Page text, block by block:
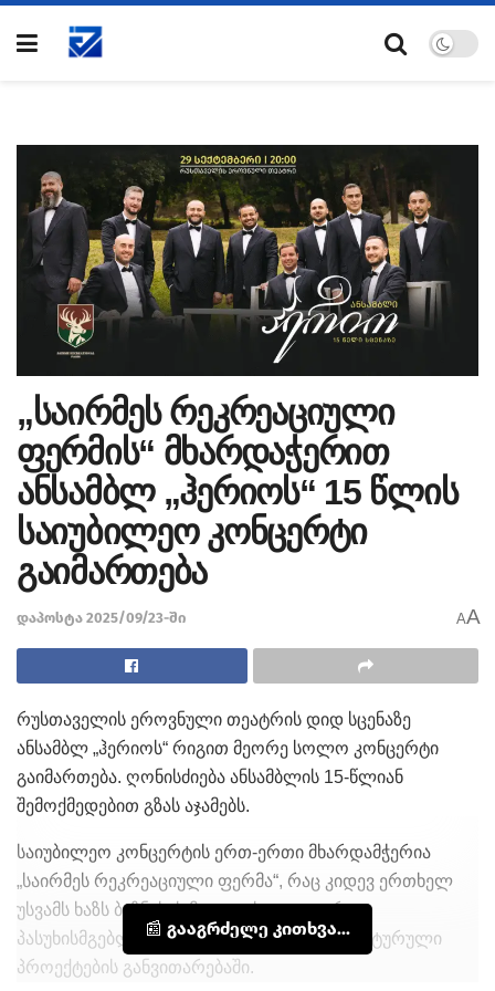
„საირმეს რეკრეაციული
ფერმის“ მხარდაჭერით
ანსამბლ „ჰერიოს“ 15 წლის
საიუბილეო კონცერტი
გაიმართება
დაპოსტა 2025/09/23-ში AA
რუსთაველის ეროვნული თეატრის დიდ სცენაზე
ანსამბლ „ჰერიოს“ რიგით მეორე სოლო კონცერტი
გაიმართება. ღონისძიება ანსამბლის 15-წლიან
შემოქმედებით გზას აჯამებს.
საიუბილეო კონცერტის ერთ-ერთი მხარდამჭერია
„საირმეს რეკრეაციული ფერმა“, რაც კიდევ ერთხელ
უსვამს ხაზს ბიზნესის მაღალ სოციალურ
პასუხისმგებლობასა და ჩართულობას კულტურული
პროექტების განვითარებაში.
📰 გააგრძელე კითხვა...